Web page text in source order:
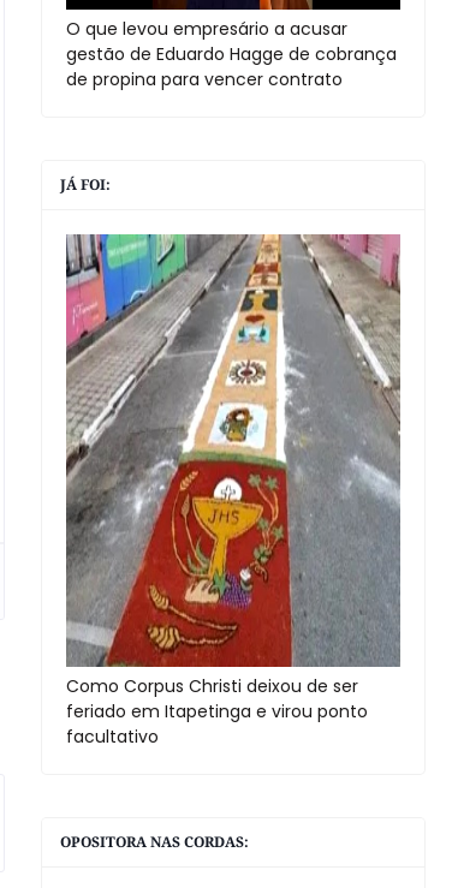
O que levou empresário a acusar
gestão de Eduardo Hagge de cobrança
de propina para vencer contrato
JÁ FOI:
Como Corpus Christi deixou de ser
feriado em Itapetinga e virou ponto
facultativo
OPOSITORA NAS CORDAS: